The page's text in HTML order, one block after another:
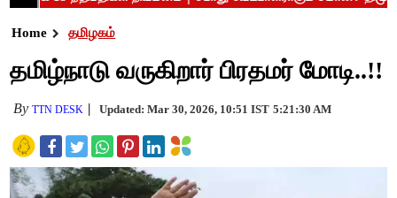
Home தமிழகம்
தமிழ்நாடு வருகிறார் பிரதமர் மோடி..!!
ByTTN DESK Updated: Mar 30, 2026, 10:51 IST 5:21:30 AM